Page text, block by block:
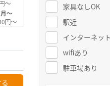
～
～
円～
家具なしOK
駅近
インターネッ
wifiあり
駐車場あり